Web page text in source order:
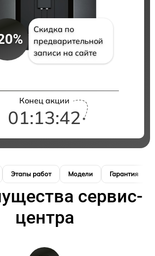
Скидка по
предварительной
записи на сайте
Конец акции
01:13:42
Этапы работ Модели Гарантия
сервис-
центра